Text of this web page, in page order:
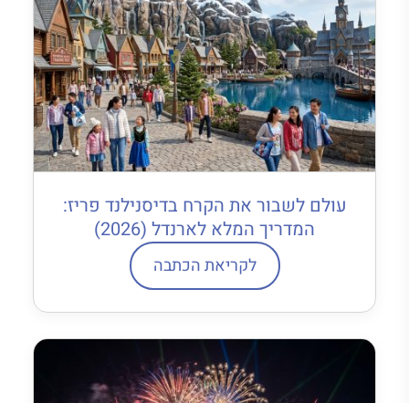
עולם לשבור את הקרח בדיסנילנד פריז:
המדריך המלא לארנדל (2026)
לקריאת הכתבה